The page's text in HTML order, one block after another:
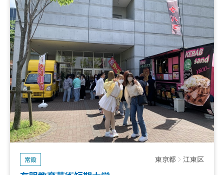
常設 東京都 江東区